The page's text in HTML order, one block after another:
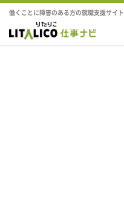
働くことに障害のある方の就職支援サイト